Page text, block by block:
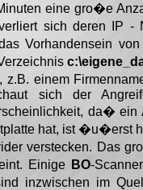
eine gro�e
sich deren IP
Vorhandensein von
z.B. einem
sich der
da�
hat, ist �u�erst
verstecken. Das
Einige BO-
inzwischen im